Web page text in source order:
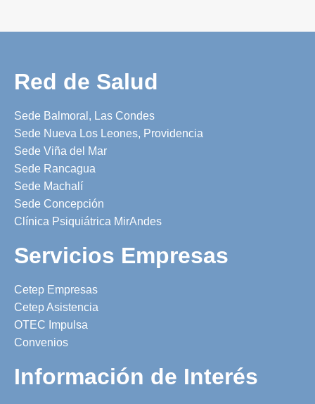
Red de Salud
Sede Balmoral, Las Condes
Sede Nueva Los Leones, Providencia
Sede Viña del Mar
Sede Rancagua
Sede Machalí
Sede Concepción
Clínica Psiquiátrica MirAndes
Servicios Empresas
Cetep Empresas
Cetep Asistencia
OTEC Impulsa
Convenios
Información de Interés